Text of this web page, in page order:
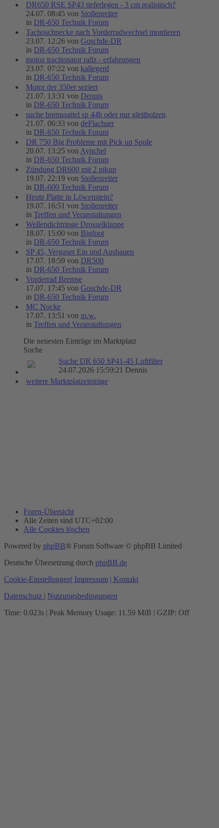
DR650 RSE SP43 tieferlegen - 3 cm realistisch?
24.07. 08:45 von Stollenreiter
in DR-650 Technik Forum
Tachoschnecke nach Vorderradwechsel montieren
23.07. 12:26 von Goschde-DR
in DR-650 Technik Forum
motoz tractionator rallz - erfahrungen
23.07. 07:22 von kallegerd
in DR-650 Technik Forum
Motor der 350er seziert
21.07. 13:31 von Dennis
in DR-650 Technik Forum
suche bremssattel sp 44b oder nur gleitbolzen
21.07. 06:33 von deFlachser
in DR-650 Technik Forum
DR 750 Big Probleme mit Pick up Spule
20.07. 13:25 vonAynchel
in DR-650 Technik Forum
Zündung DR600 mit 2 pikup
19.07. 22:19 von Stollenreiter
in DR-600 Technik Forum
Heute Platte in Löwenstein?
19.07. 16:51 von Stollenreiter
in Treffen und Veranstaltungen
Wellendichtringe Drosselklappe
18.07. 15:00 von Bigfoot
in DR-650 Technik Forum
SP 45, Vergaser Ein und Ausbauen
17.07. 18:59 von DR500
in DR-650 Technik Forum
Vorderrad Bremse
17.07. 17:45 von Goschde-DR
in DR-650 Technik Forum
MC Nocke
17.07. 13:51 von m.w.
in Treffen und Veranstaltungen
Die neuesten Einträge im Marktplatz
Suche
Suche DR 650 SP41-45 Luftfilter
24.07.2026 15:59:21 Dennis
weitere Marktplatzeinträge
Foren-Übersicht
Alle Zeiten sind UTC+02:00
Alle Cookies löschen
Powered by phpBB® Forum Software © phpBB Limited
Deutsche Übersetzung durch phpBB.de
Cookie-Einstellungen| Impressum | Kontakt
Datenschutz | Nutzungsbedingungen
Time: 0.023s | Peak Memory Usage: 11.59 MiB | GZIP: Off